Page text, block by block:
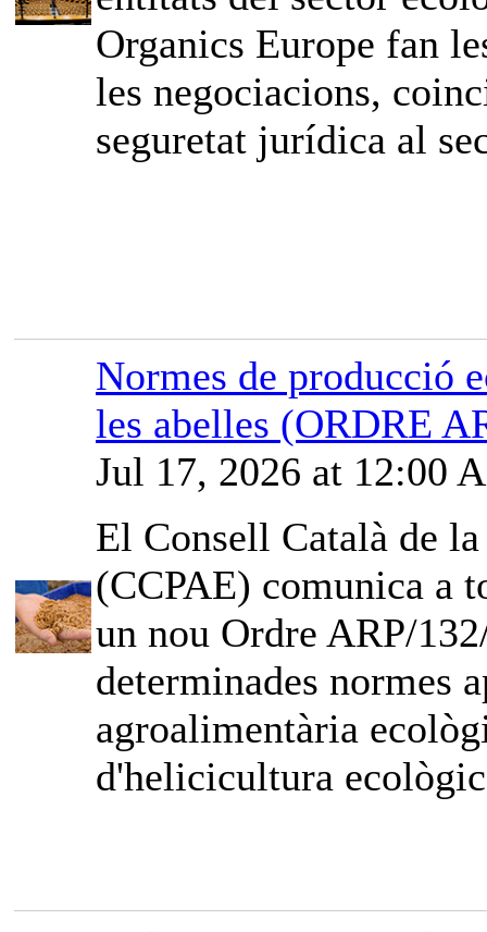
Organics Europe fan
les negociacions,
seguretat jurídica al
Normes de producció
les abelles (ORDRE
Jul 17, 2026 at 12:00
El Consell Català de
(CCPAE) comunica a
un nou Ordre ARP/
determinades normes
agroalimentària
d'helicicultura